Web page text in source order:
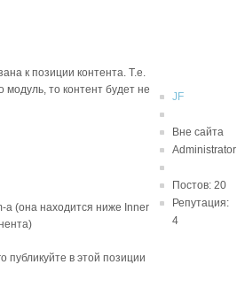
к позиции контента. Т.е.
то контент будет не
a (она находится ниже Inner
публикуйте в этой позиции
JF
Вне сайта
Administrator
Постов: 20
Репутация:
4